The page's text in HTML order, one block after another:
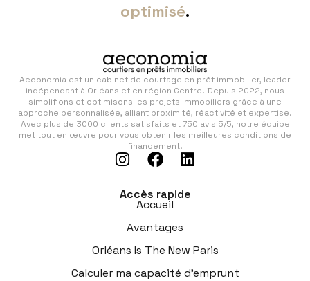
optimisé.
Aeconomia est un cabinet de courtage en prêt immobilier, leader
indépendant à Orléans et en région Centre. Depuis 2022, nous
simplifions et optimisons les projets immobiliers grâce à une
approche personnalisée, alliant proximité, réactivité et expertise.
Avec plus de 3000 clients satisfaits et 750 avis 5/5, notre équipe
met tout en œuvre pour vous obtenir les meilleures conditions de
financement.
Accès rapide
Accueil
Avantages
Orléans Is The New Paris
Calculer ma capacité d’emprunt